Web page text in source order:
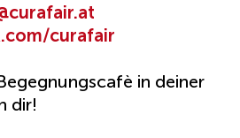
curafair
in deiner
dir!